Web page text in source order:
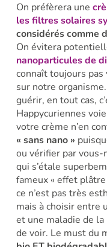
On préfèrera une
les filtres solaires
considérés comme
On évitera
nanoparticules de
connaît toujours
sur notre
guérir, en tout cas,
Happycuriennes
votre crème n’en
« sans nano »
ou vérifier par vous-
qui s’étale
fameux « effet plâtre
ce n’est pas très
mais à choisir entre
et une maladie de
de voir. Le must du